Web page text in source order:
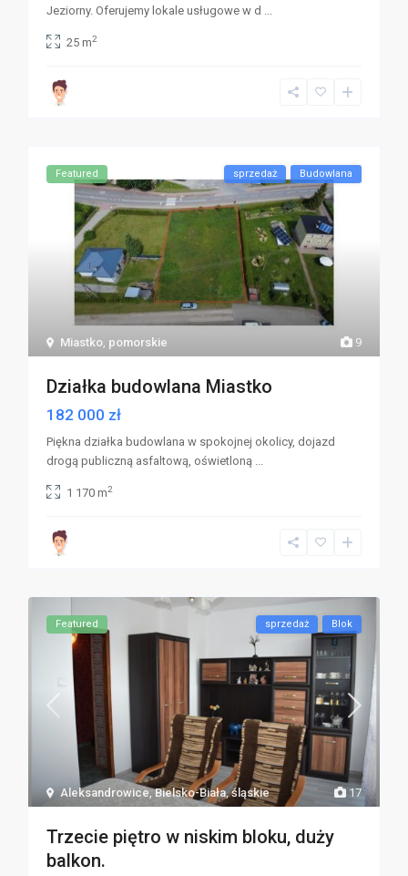
Jeziorny. Oferujemy lokale usługowe w d ...
25 m2
9
Miastko, pomorskie
Featured sprzedaż Budowlana
Działka budowlana Miastko
182 000 zł
Piękna działka budowlana w spokojnej okolicy, dojazd
drogą publiczną asfaltową, oświetloną ...
1 170 m2
17
Aleksandrowice,Bielsko-Biała,śląskie
Featured sprzedaż Blok
Trzecie piętro w niskim bloku, duży
balkon.